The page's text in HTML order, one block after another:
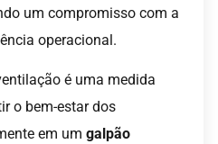
um compromisso com a
operacional.
é uma medida
o bem-estar dos
em um galpão